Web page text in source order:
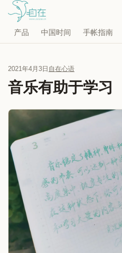
产品 中国时间 手帐指南
2021年4月3日 自在心语
音乐有助于学习